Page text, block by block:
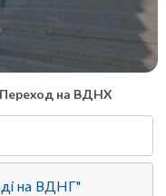
Переход на ВДНХ
на ВДНГ"